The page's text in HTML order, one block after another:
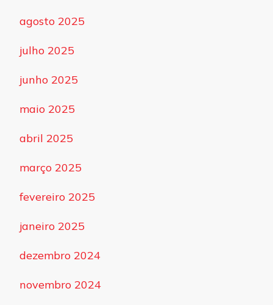
agosto 2025
julho 2025
junho 2025
maio 2025
abril 2025
março 2025
fevereiro 2025
janeiro 2025
dezembro 2024
novembro 2024